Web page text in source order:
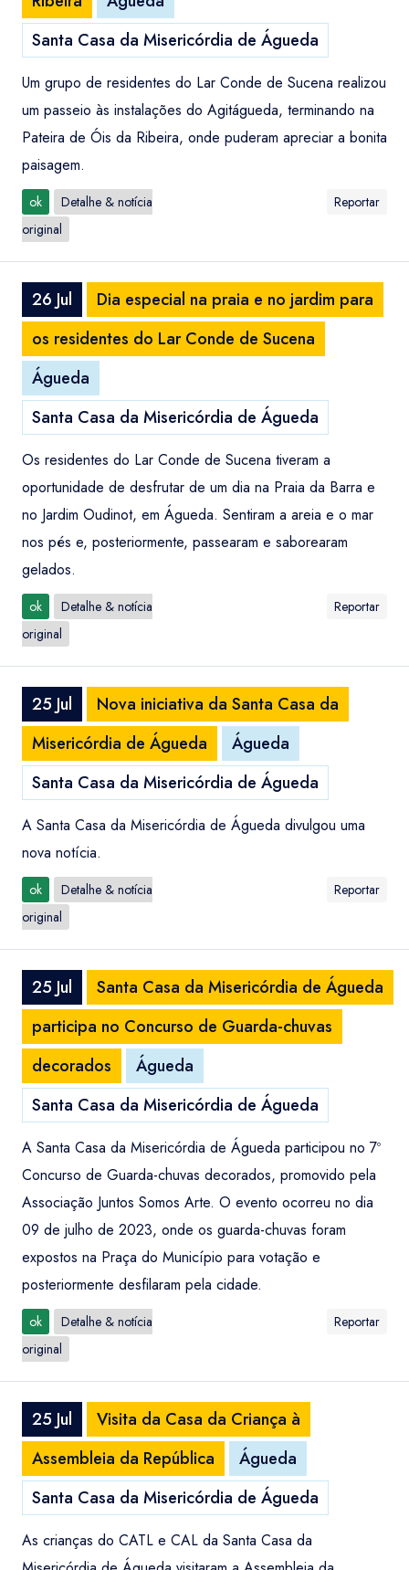
Santa Casa da Misericórdia de Águeda
Um grupo de residentes do Lar Conde de Sucena realizou
um passeio às instalações do Agitágueda, terminando na
Pateira de Óis da Ribeira, onde puderam apreciar a bonita
paisagem.
ok
Detalhe & notícia
original
Reportar
26 Jul
Dia especial na praia e no jardim para
os residentes do Lar Conde de Sucena
Águeda
Santa Casa da Misericórdia de Águeda
Os residentes do Lar Conde de Sucena tiveram a
oportunidade de desfrutar de um dia na Praia da Barra e
no Jardim Oudinot, em Águeda. Sentiram a areia e o mar
nos pés e, posteriormente, passearam e saborearam
gelados.
ok
Detalhe & notícia
original
Reportar
25 Jul
Nova iniciativa da Santa Casa da
Misericórdia de Águeda
Águeda
Santa Casa da Misericórdia de Águeda
A Santa Casa da Misericórdia de Águeda divulgou uma
nova notícia.
ok
Detalhe & notícia
original
Reportar
25 Jul
Santa Casa da Misericórdia de Águeda
participa no Concurso de Guarda-chuvas
decorados
Águeda
Santa Casa da Misericórdia de Águeda
A Santa Casa da Misericórdia de Águeda participou no 7º
Concurso de Guarda-chuvas decorados, promovido pela
Associação Juntos Somos Arte. O evento ocorreu no dia
09 de julho de 2023, onde os guarda-chuvas foram
expostos na Praça do Município para votação e
posteriormente desfilaram pela cidade.
ok
Detalhe & notícia
original
Reportar
25 Jul
Visita da Casa da Criança à
Assembleia da República
Águeda
Santa Casa da Misericórdia de Águeda
As crianças do CATL e CAL da Santa Casa da